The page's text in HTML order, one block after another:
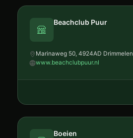
Beachclub Puur
Marinaweg 50, 4924AD Drimmelen
www.beachclubpuur.nl
Boeien